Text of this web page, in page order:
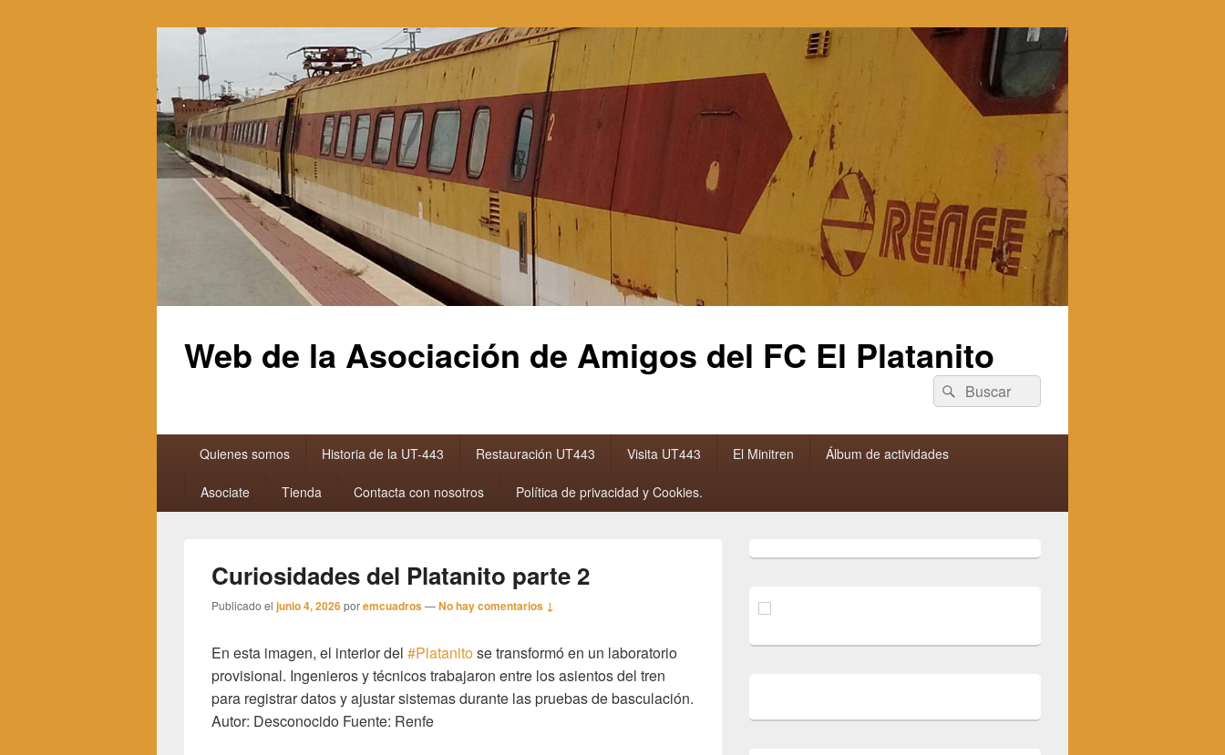
Web de la Asociación de Amigos del FC El Platanito
Buscar
por:
Buscar
principalQuienes somos Historia de la UT-443 Restauración UT443 Visita UT443 El Minitren Álbum de actividades
Asociate Tienda Contacta con nosotros Política de privacidad y Cookies.
Curiosidades del Platanito parte 2
Publicado el junio 4, 2026poremcuadros—No hay comentarios ↓
En esta imagen, el interior del #Platanitose transformó en un laboratorio
provisional. Ingenieros y técnicos trabajaron entre los asientos del tren
para registrar datos y ajustar sistemas durante las pruebas de basculación.
Autor: Desconocido Fuente: Renfe
área
barra
primaria